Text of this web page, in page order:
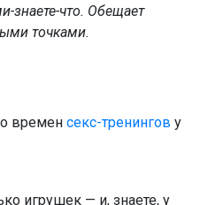
знаете-что. Обещает
точками.
времен секс-тренингов у
игрушек — и, знаете, у